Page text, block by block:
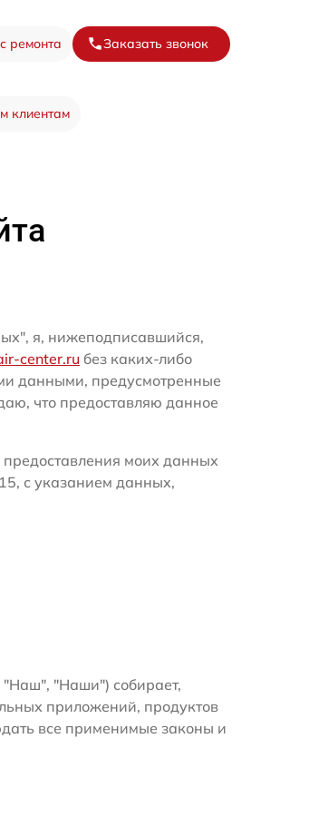
ремонта Заказать звонок
клиентам
я, нижеподписавшийся,
center.ru без каких-либо
данными, предусмотренные
что предоставляю данное
предоставления моих данных
с указанием данных,
"Наш", "Наши") собирает,
приложений, продуктов
все применимые законы и